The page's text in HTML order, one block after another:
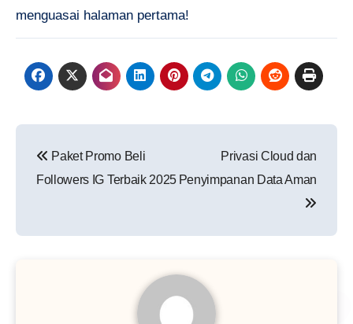
menguasai halaman pertama!
pos
Paket Promo Beli
Followers IG Terbaik 2025
Privasi Cloud dan
Penyimpanan Data Aman